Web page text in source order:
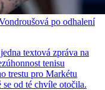
po odhalení
textová zpráva na
tenisu
trestu pro Markétu
se od té chvíle otočila.